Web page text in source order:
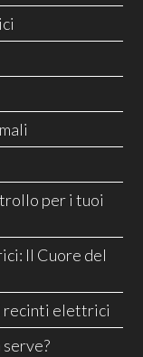
per i tuoi
Il Cuore del
recinti elettrici